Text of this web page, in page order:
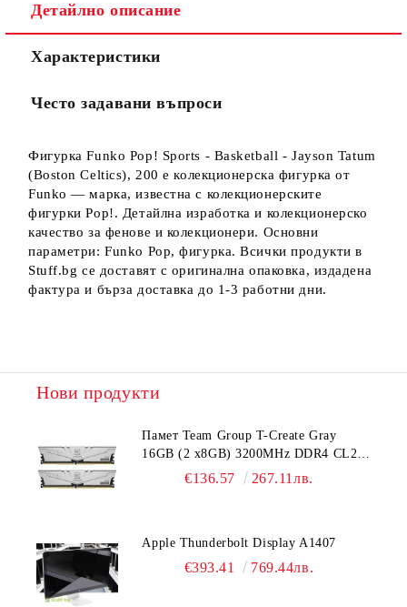
Детайлно описание
Характеристики
Често задавани въпроси
Фигурка Funko Pop! Sports - Basketball - Jayson Tatum
(Boston Celtics), 200 е колекционерска фигурка от
Funko — марка, известна с колекционерските
фигурки Pop!. Детайлна изработка и колекционерско
качество за фенове и колекционери. Основни
параметри: Funko Pop, фигурка. Всички продукти в
Stuff.bg се доставят с оригинална опаковка, издадена
фактура и бърза доставка до 1-3 работни дни.
Нови продукти
Памет Team Group T-Create Gray
16GB (2 x8GB) 3200MHz DDR4 CL22-
22-22-52 1.2V
€136.57 267.11лв.
Apple Thunderbolt Display A1407
€393.41 769.44лв.